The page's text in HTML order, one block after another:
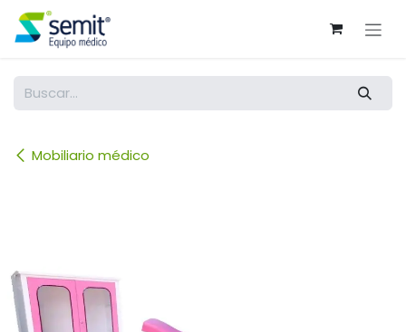
Ir al contenido
Mobiliario médico